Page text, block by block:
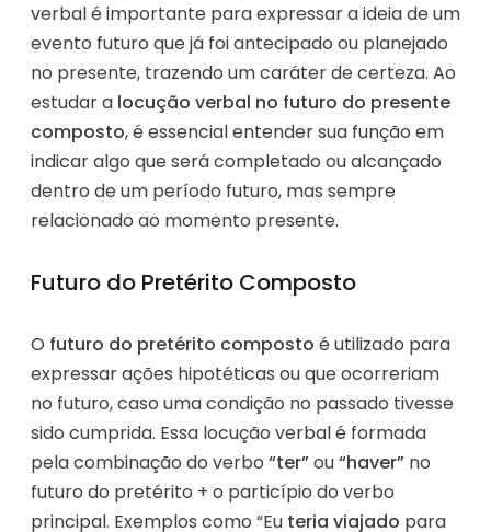
verbal é importante para expressar a ideia de um
evento futuro que já foi antecipado ou planejado
no presente, trazendo um caráter de certeza. Ao
estudar a locução verbal no futuro do presente
composto, é essencial entender sua função em
indicar algo que será completado ou alcançado
dentro de um período futuro, mas sempre
relacionado ao momento presente.
Futuro do Pretérito Composto
O futuro do pretérito composto é utilizado para
expressar ações hipotéticas ou que ocorreriam
no futuro, caso uma condição no passado tivesse
sido cumprida. Essa locução verbal é formada
pela combinação do verbo “ter”ou“haver” no
futuro do pretérito + o particípio do verbo
principal. Exemplos como “Eu teria viajado para